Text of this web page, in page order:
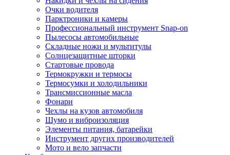
Очки водителя
Парктроники и камеры
Профессиональный инструмент Snap-on
Пылесосы автомобильные
Складные ножи и мультитулы
Солнцезащитные шторки
Стартовые провода
Термокружки и термосы
Термосумки и холодильники
Трансмиссионные масла
Фонари
Чехлы на кузов автомобиля
Шумо и виброизоляция
Элементы питания, батарейки
Инструмент других производителей
Мото и вело запчасти